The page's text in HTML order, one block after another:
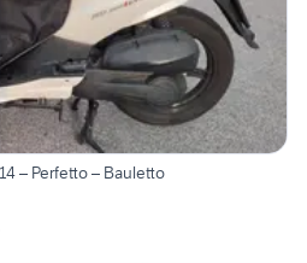
– Perfetto – Bauletto